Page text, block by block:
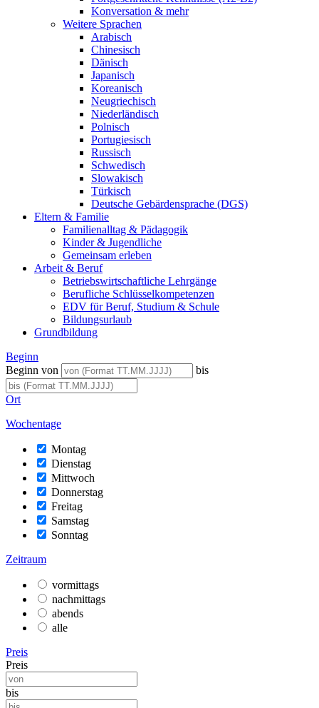
Konversation & mehr
Weitere Sprachen
Arabisch
Chinesisch
Dänisch
Japanisch
Koreanisch
Neugriechisch
Niederländisch
Polnisch
Portugiesisch
Russisch
Schwedisch
Slowakisch
Türkisch
Deutsche Gebärdensprache (DGS)
Eltern & Familie
Familienalltag & Pädagogik
Kinder & Jugendliche
Gemeinsam erleben
Arbeit & Beruf
Betriebswirtschaftliche Lehrgänge
Berufliche Schlüsselkompetenzen
EDV für Beruf, Studium & Schule
Bildungsurlaub
Grundbildung
Beginn
Beginn von
bis
Ort
Wochentage
Montag
Dienstag
Mittwoch
Donnerstag
Freitag
Samstag
Sonntag
Zeitraum
vormittags
nachmittags
abends
alle
Preis
Preis
bis